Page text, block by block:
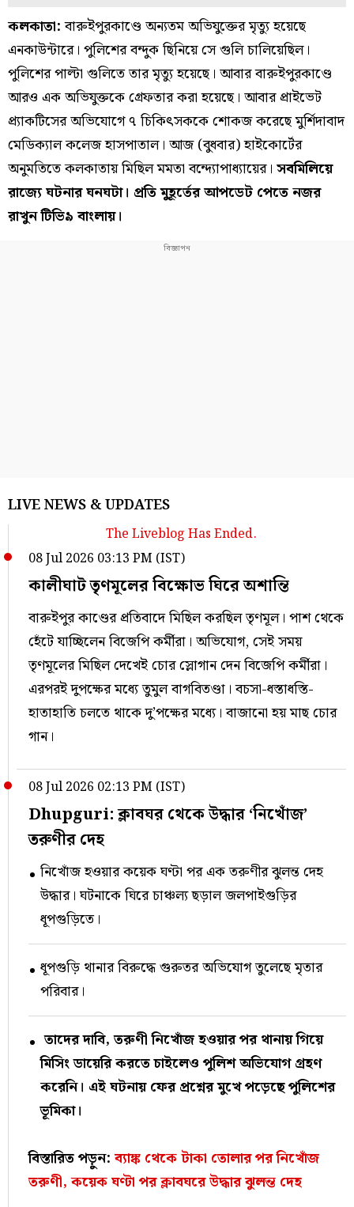
কলকাতা:বারুইপুরকাণ্ডে অন্যতম অভিযুক্তের মৃত্যু হয়েছে
এনকাউন্টারে। পুলিশের বন্দুক ছিনিয়ে সে গুলি চালিয়েছিল।
পুলিশের পাল্টা গুলিতে তার মৃত্যু হয়েছে। আবার বারুইপুরকাণ্ডে
আরও এক অভিযুক্তকে গ্রেফতার করা হয়েছে। আবার প্রাইভেট
প্র্যাকটিসের অভিযোগে ৭ চিকিৎসককে শোকজ করেছে মুর্শিদাবাদ
মেডিক্যাল কলেজ হাসপাতাল। আজ (বুধবার) হাইকোর্টের
অনুমতিতে কলকাতায় মিছিল মমতা বন্দ্যোপাধ্যায়ের। সবমিলিয়ে
রাজ্যে ঘটনার ঘনঘটা। প্রতি মুহূর্তের আপডেট পেতে নজর
রাখুন টিভি৯ বাংলায়।
LIVE NEWS & UPDATES
The Liveblog Has Ended.
08 Jul 2026 03:13 PM (IST)
কালীঘাট তৃণমূলের বিক্ষোভ ঘিরে অশান্তি
বারুইপুর কাণ্ডের প্রতিবাদে মিছিল করছিল তৃণমূল। পাশ থেকে
হেঁটে যাচ্ছিলেন বিজেপি কর্মীরা। অভিযোগ, সেই সময়
তৃণমূলের মিছিল দেখেই চোর স্লোগান দেন বিজেপি কর্মীরা।
এরপরই দুপক্ষের মধ্যে তুমুল বাগবিতণ্ডা। বচসা-ধস্তাধস্তি-
হাতাহাতি চলতে থাকে দু’পক্ষের মধ্যে। বাজানো হয় মাছ চোর
গান।
08 Jul 2026 02:13 PM (IST)
Dhupguri: ক্লাবঘর থেকে উদ্ধার ‘নিখোঁজ’
তরুণীর দেহ
নিখোঁজ হওয়ার কয়েক ঘণ্টা পর এক তরুণীর ঝুলন্ত দেহ
উদ্ধার। ঘটনাকে ঘিরে চাঞ্চল্য ছড়াল জলপাইগুড়ির
ধূপগুড়িতে।
ধূপগুড়ি থানার বিরুদ্ধে গুরুতর অভিযোগ তুলেছে মৃতার
পরিবার।
তাদের দাবি, তরুণী নিখোঁজ হওয়ার পর থানায় গিয়ে
মিসিং ডায়েরি করতে চাইলেও পুলিশ অভিযোগ গ্রহণ
করেনি। এই ঘটনায় ফের প্রশ্নের মুখে পড়েছে পুলিশের
ভূমিকা।
বিস্তারিত পড়ুন:ব্যাঙ্ক থেকে টাকা তোলার পর নিখোঁজ
তরুণী, কয়েক ঘণ্টা পর ক্লাবঘরে উদ্ধার ঝুলন্ত দেহ